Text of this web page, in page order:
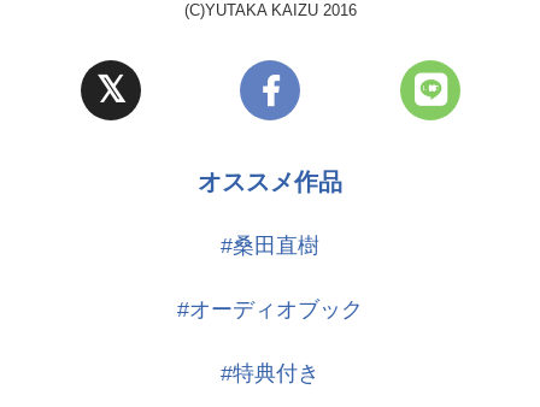
(C)YUTAKA KAIZU 2016
オススメ作品
#桑田直樹
#オーディオブック
#特典付き